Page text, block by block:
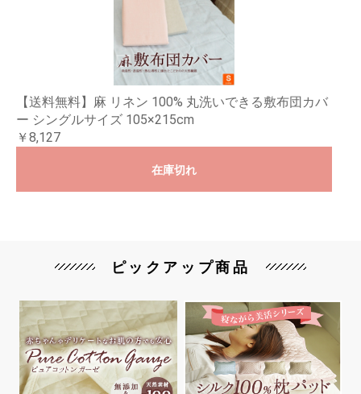
【送料無料】麻 リネン 100% 丸洗いできる敷布団カバ
ー シングルサイズ 105×215cm
￥8,127
在庫切れ
ピックアップ商品